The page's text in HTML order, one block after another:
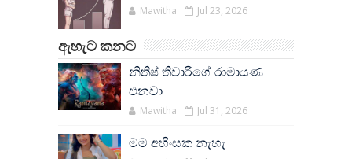
Mawitha Jul 23, 2026
ඇහැට කනට
නිතිෂ් තිවාරිගේ රාමායණ
එනවා
Mawitha Jul 31, 2026
මම අහිංසක නැහැ